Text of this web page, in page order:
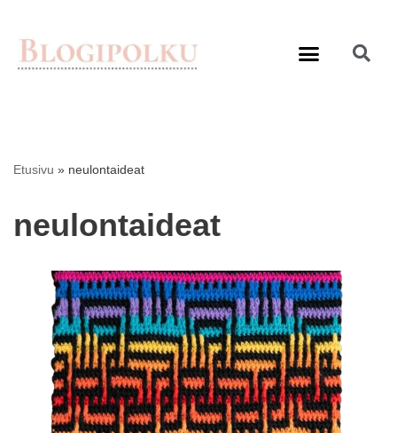
Siirry
suoraan
Etusivu » neulontaideat
neulontaideat